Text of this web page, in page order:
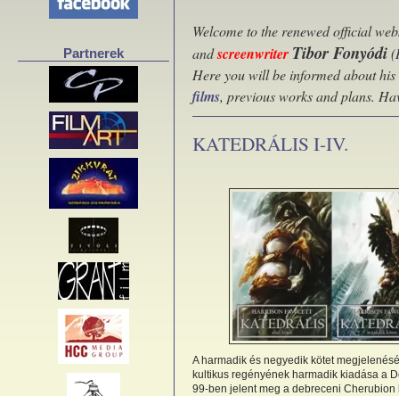
Partnerek
Welcome to the renewed official
andscreenwriter Tibor Fonyódi
Here you will be informed about
films, previous works and plans.
KATEDRÁLIS I-IV.
A harmadik és negyedik kötet
kultikus regényének harmadik kiadása a
99-ben jelent meg a debreceni Cherubion